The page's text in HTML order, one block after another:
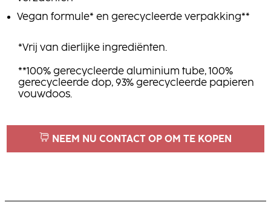
Vegan formule* en gerecycleerde verpakking**
*Vrij van dierlijke ingrediënten.
**100% gerecycleerde aluminium tube, 100%
gerecycleerde dop, 93% gerecycleerde papieren
vouwdoos.
NEEM NU CONTACT OP OM TE KOPEN